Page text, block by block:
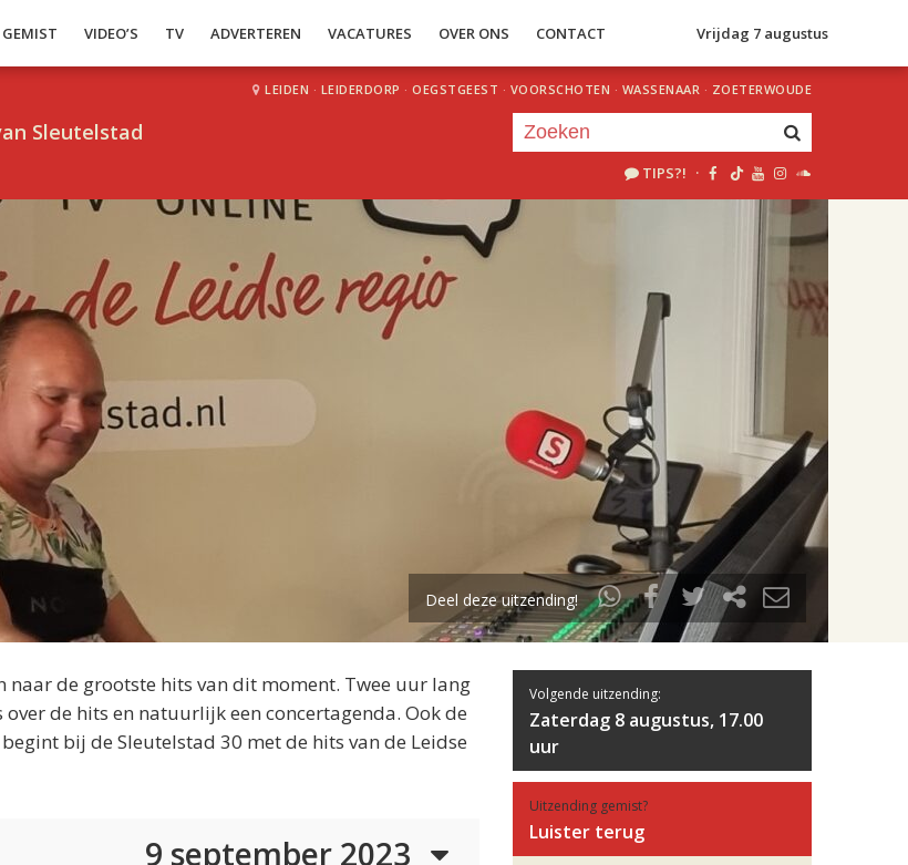
VIDEO’S TV ADVERTEREN VACATURES OVER ONS CONTACT Vrijdag 7 augustus
Sleutelstad
LEIDEN · LEIDERDORP · OEGSTGEEST · VOORSCHOTEN · WASSENAAR · ZOETERWOUDE
TIPS?! ·
uur 1 van 1
Volgend uur
Deel deze uitzending!
de grootste hits van dit moment. Twee uur lang
de hits en natuurlijk een concertagenda. Ook de
bij de Sleutelstad 30 met de hits van de Leidse
9 september 2023
Volgende uitzending:
Zaterdag 8 augustus, 17.00
uur
Uitzending gemist?
Luister terug